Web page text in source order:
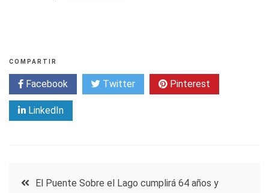
COMPARTIR
Facebook Twitter Pinterest
LinkedIn
Navegación
El Puente Sobre el Lago cumplirá 64 años y